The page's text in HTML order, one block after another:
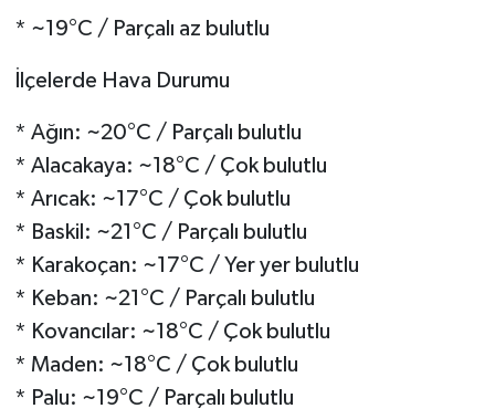
* ~19°C / Parçalı az bulutlu
İlçelerde Hava Durumu
* Ağın: ~20°C / Parçalı bulutlu
* Alacakaya: ~18°C / Çok bulutlu
* Arıcak: ~17°C / Çok bulutlu
* Baskil: ~21°C / Parçalı bulutlu
* Karakoçan: ~17°C / Yer yer bulutlu
* Keban: ~21°C / Parçalı bulutlu
* Kovancılar: ~18°C / Çok bulutlu
* Maden: ~18°C / Çok bulutlu
* Palu: ~19°C / Parçalı bulutlu